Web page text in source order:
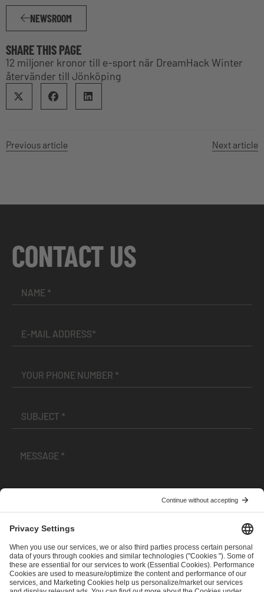
NEWSROOM
SHARE THIS PAGE
12 miljoner kronor till e-sport när DreamHack Winter
återvänder till Jönköping
Previous article Next article
CONTACT US
andPrivacy Policy